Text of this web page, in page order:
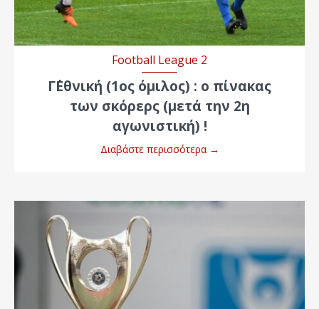
Football League 2
Γ΄Εθνική (1ος όμιλος) : ο πίνακας
των σκόρερς (μετά την 2η
αγωνιστική) !
Διαβάστε περισσότερα →